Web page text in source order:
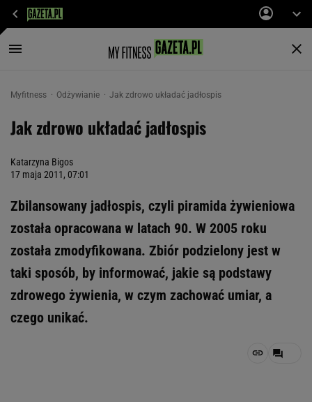
Myfitness Odżywianie Jak zdrowo układać jadłospis
Jak zdrowo układać jadłospis
Katarzyna Bigos
17 maja 2011, 07:01
Zbilansowany jadłospis, czyli piramida żywieniowa
została opracowana w latach 90. W 2005 roku
została zmodyfikowana. Zbiór podzielony jest w
taki sposób, by informować, jakie są podstawy
zdrowego żywienia, w czym zachować umiar, a
czego unikać.